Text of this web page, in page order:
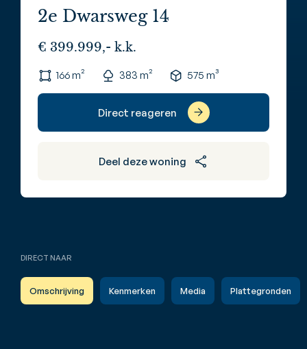
2e Dwarsweg 14
€ 399.999,- k.k.
166 m² 383 m² 575 m³
Direct reageren
Deel deze woning
DIRECT NAAR
Omschrijving Kenmerken Media Plattegronden